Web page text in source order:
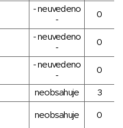
- neuvedeno
-
0
- neuvedeno
-
0
- neuvedeno
-
0
neobsahuje
3
neobsahuje 0